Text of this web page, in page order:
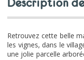
description
Retrouvez cette belle
les vignes, dans le
une jolie parcelle